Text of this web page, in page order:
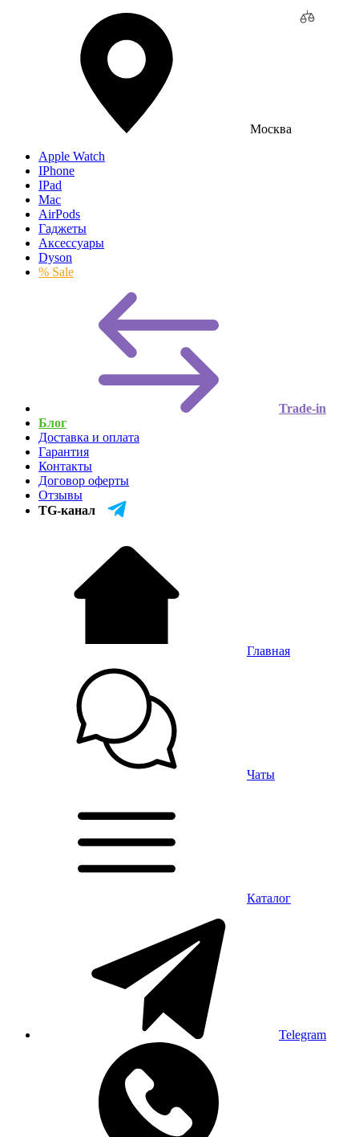
Москва
Apple Watch
IPhone
IPad
Mac
AirPods
Гаджеты
Аксессуары
Dyson
% Sale
Trade-in
Блог
Доставка и оплата
Гарантия
Контакты
Договор оферты
Отзывы
TG-канал
Главная
Чаты
Каталог
Telegram